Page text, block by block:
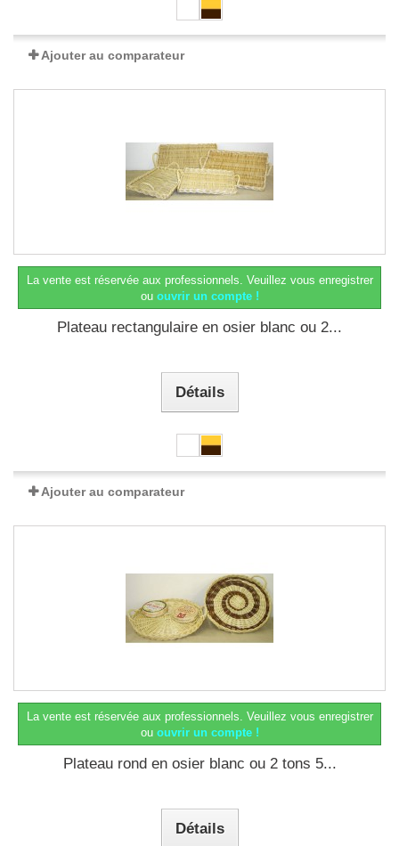
Ajouter au comparateur
La vente est réservée aux professionnels. Veuillez vous enregistrer
ou ouvrir un compte !
Plateau rectangulaire en osier blanc ou 2...
Détails
Ajouter au comparateur
La vente est réservée aux professionnels. Veuillez vous enregistrer
ou ouvrir un compte !
Plateau rond en osier blanc ou 2 tons 5...
Détails